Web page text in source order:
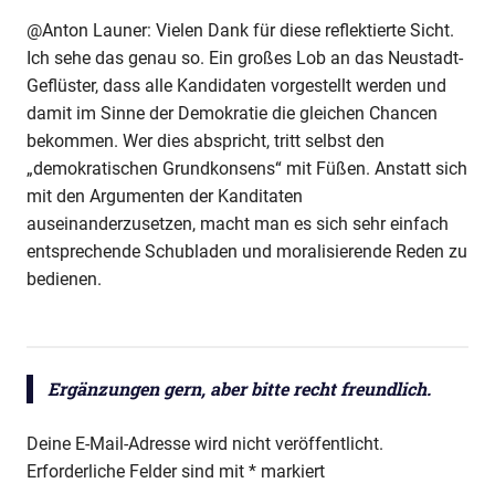
@Anton Launer: Vielen Dank für diese reflektierte Sicht.
Ich sehe das genau so. Ein großes Lob an das Neustadt-
Geflüster, dass alle Kandidaten vorgestellt werden und
damit im Sinne der Demokratie die gleichen Chancen
bekommen. Wer dies abspricht, tritt selbst den
„demokratischen Grundkonsens“ mit Füßen. Anstatt sich
mit den Argumenten der Kanditaten
auseinanderzusetzen, macht man es sich sehr einfach
entsprechende Schubladen und moralisierende Reden zu
bedienen.
Ergänzungen gern, aber bitte recht freundlich.
Deine E-Mail-Adresse wird nicht veröffentlicht.
Erforderliche Felder sind mit * markiert